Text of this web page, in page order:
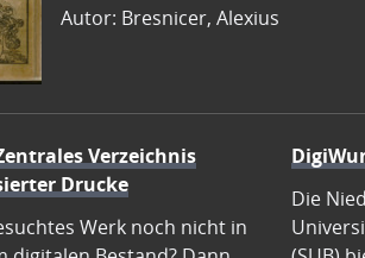
Autor: Bresnicer, Alexius
Verzeichnis
Drucke
Werk noch nicht in
Die